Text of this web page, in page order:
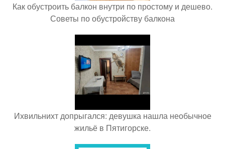
Как обустроить балкон внутри по простому и дешево.
Советы по обустройству балкона
Ихвильнихт допрыгался: девушка нашла необычное
жильё в Пятигорске.